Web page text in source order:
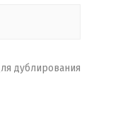
дублирования